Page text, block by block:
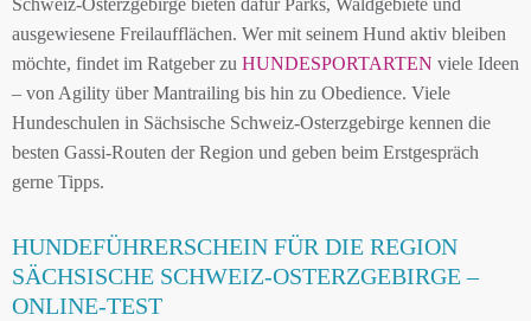
ausgewiesene Freilaufflächen. Wer mit seinem Hund aktiv bleiben
möchte, findet im Ratgeber zu HUNDESPORTARTEN viele Ideen
– von Agility über Mantrailing bis hin zu Obedience. Viele
Hundeschulen in Sächsische Schweiz-Osterzgebirge kennen die
besten Gassi-Routen der Region und geben beim Erstgespräch
gerne Tipps.
HUNDEFÜHRERSCHEIN FÜR DIE REGION
SÄCHSISCHE SCHWEIZ-OSTERZGEBIRGE –
ONLINE-TEST